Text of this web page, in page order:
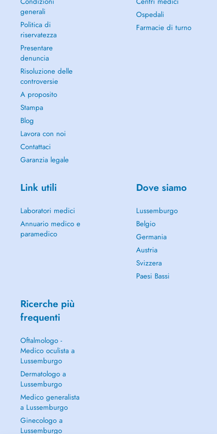
generali
Politica di
riservatezza
Presentare
denuncia
Risoluzione delle
controversie
A proposito
Stampa
Blog
Lavora con noi
Contattaci
Garanzia legale
Ospedali
Farmacie di turno
Link utili
Laboratori medici
Annuario medico e
paramedico
Dove siamo
Lussemburgo
Belgio
Germania
Austria
Svizzera
Paesi Bassi
Ricerche più
frequenti
Oftalmologo -
Medico oculista a
Lussemburgo
Dermatologo a
Lussemburgo
Medico generalista
a Lussemburgo
Ginecologo a
Lussemburgo